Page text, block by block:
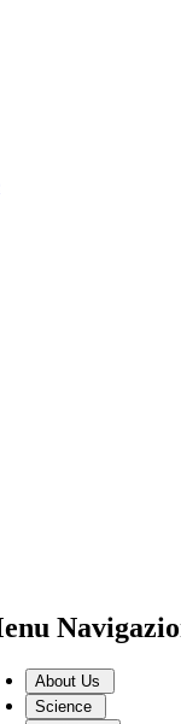
About Us
Science